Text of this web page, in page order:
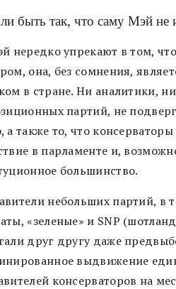
быть так, что саму Мэй не
нередко упрекают в том,
она, без сомнения,
в стране. Ни аналитики,
партий, не
также то, что консерваторы
в парламенте и,
большинство.
небольших партий, в
«зеленые» и SNP
друг другу даже
выдвижение
консерваторов на